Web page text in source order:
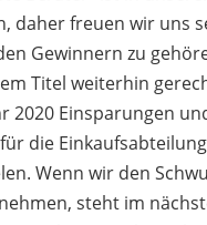
daher freuen wir uns
Gewinnern zu
Titel weiterhin
2020 Einsparungen
die
Wenn wir den
steht im